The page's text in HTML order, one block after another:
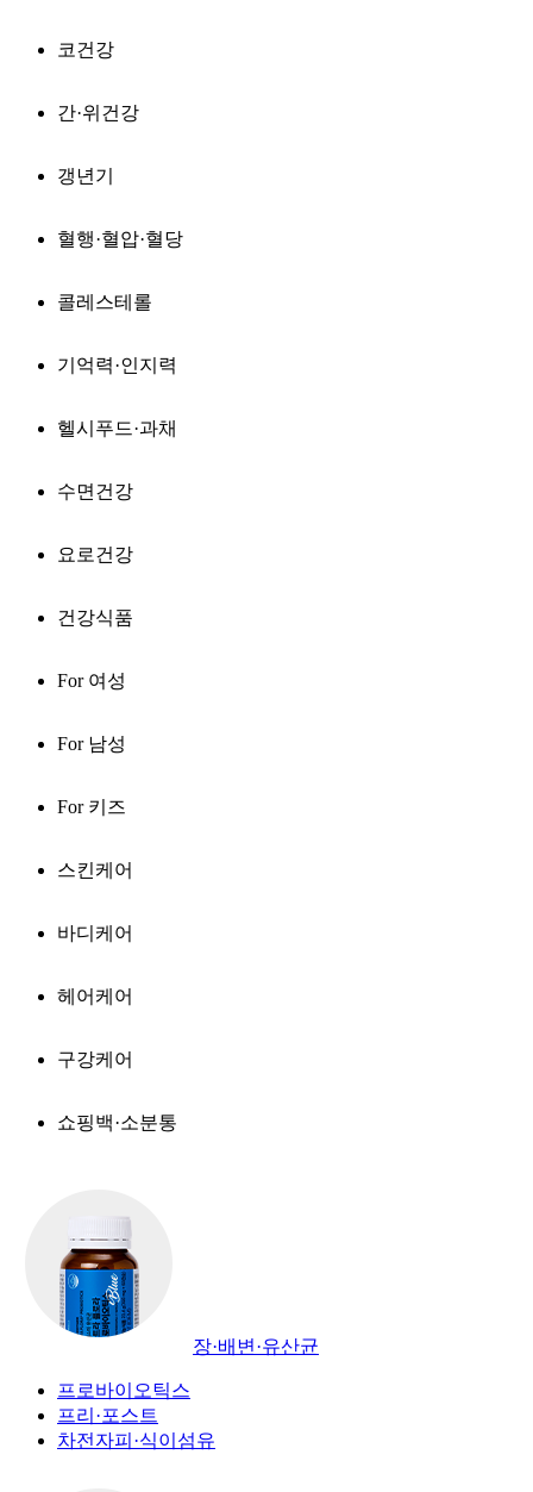
코건강
간·위건강
갱년기
혈행·혈압·혈당
콜레스테롤
기억력·인지력
헬시푸드·과채
수면건강
요로건강
건강식품
For 여성
For 남성
For 키즈
스킨케어
바디케어
헤어케어
구강케어
쇼핑백·소분통
장·배변·유산균
프로바이오틱스
프리·포스트
차전자피·식이섬유